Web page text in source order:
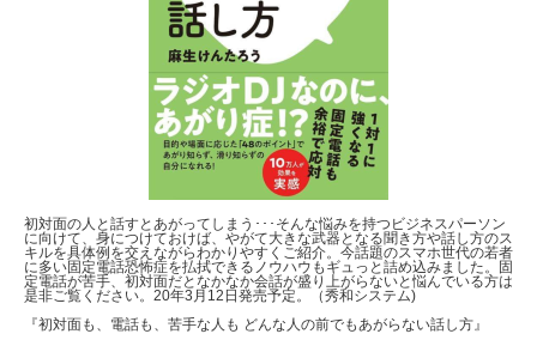
初対面の人と話すとあがってしまう･･･そんな悩みを持つビジネスパーソン
に向けて、身につけておけば、やがて大きな武器となる聞き方や話し方のス
キルを具体例を交えながらわかりやすくご紹介。今話題のスマホ世代の若者
に多い固定電話恐怖症を払拭できるノウハウもギュっと詰め込みました。固
定電話が苦手、初対面だとなかなか会話が盛り上がらないと悩んでいる方は
是非ご覧ください。20年3月12日発売予定。（秀和システム)
『初対面も、電話も、苦手な人も どんな人の前でもあがらない話し方』